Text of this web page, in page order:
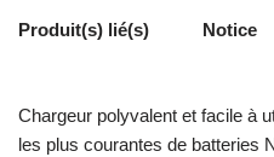
Produit(s) lié(s) Notice
Chargeur polyvalent et facile à
les plus courantes de batteries